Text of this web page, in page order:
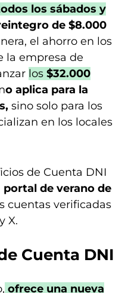
los sábados y
de $8.000
el ahorro en los
la empresa de
los $32.000
o aplica para la
sino solo para los
en los locales
de Cuenta DNI
portal de verano de
cuentas verificadas
X.
Cuenta DNI
ofrece una nueva